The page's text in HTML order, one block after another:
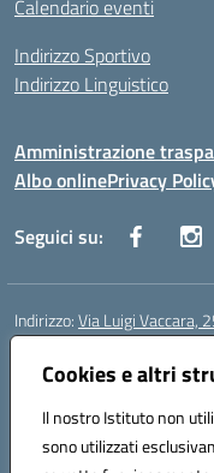
Cookies e altri
Il nostro Istituto non
sono utilizzati
Calendario eventi
Indirizzo Sportivo
Indirizzo Linguistico
Amministrazione
Albo onlinePrivacy
Seguici su:
Indirizzo:Via Luigi Vaccara,
Centralino:
Posta elettronica certificata
Codice fiscale:
Codice meccanografico:
Codice Indice delle